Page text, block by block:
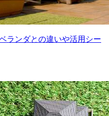
ランダとの違いや活用シー